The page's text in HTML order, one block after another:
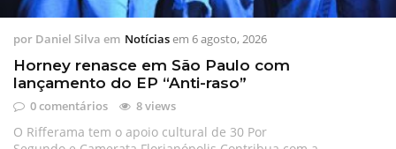
por Daniel Silva em Notíciasem 6 agosto, 2026
Horney renasce em São Paulo com
lançamento do EP “Anti-raso”
0 comentários 8 views
O Rifferama tem o apoio cultural de 30 Por